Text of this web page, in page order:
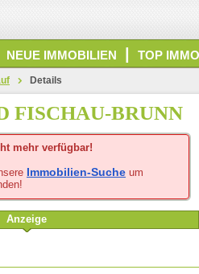
NEUE IMMOBILIEN TOP
Details
FISCHAU-BRUNN
mehr verfügbar!
Immobilien-Suche um
Anzeige